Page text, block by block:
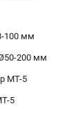
100 мм
200 мм
МТ-5
5